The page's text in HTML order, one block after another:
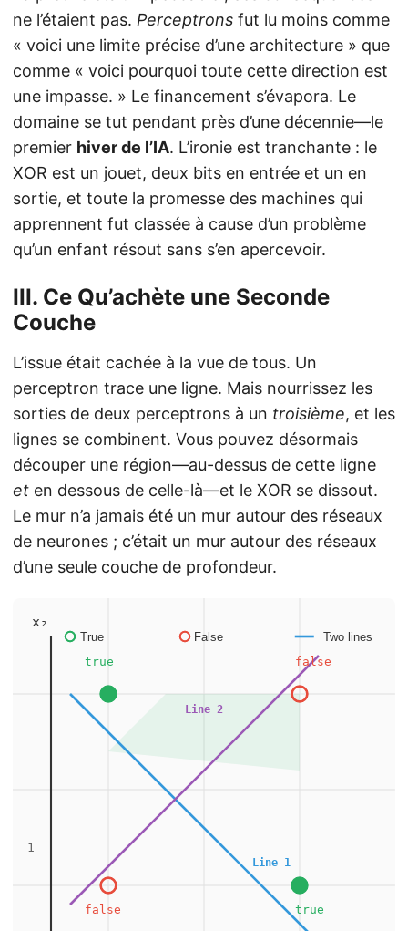
ne l’étaient pas. Perceptrons fut lu moins comme
« voici une limite précise d’une architecture » que
comme « voici pourquoi toute cette direction est
une impasse. » Le financement s’évapora. Le
domaine se tut pendant près d’une décennie—le
premier hiver de l’IA. L’ironie est tranchante : le
XOR est un jouet, deux bits en entrée et un en
sortie, et toute la promesse des machines qui
apprennent fut classée à cause d’un problème
qu’un enfant résout sans s’en apercevoir.
III. Ce Qu’achète une Seconde
Couche
L’issue était cachée à la vue de tous. Un
perceptron trace une ligne. Mais nourrissez les
sorties de deux perceptrons à un troisième, et les
lignes se combinent. Vous pouvez désormais
découper une région—au-dessus de cette ligne
et en dessous de celle-là—et le XOR se dissout.
Le mur n’a jamais été un mur autour des réseaux
de neurones ; c’était un mur autour des réseaux
d’une seule couche de profondeur.